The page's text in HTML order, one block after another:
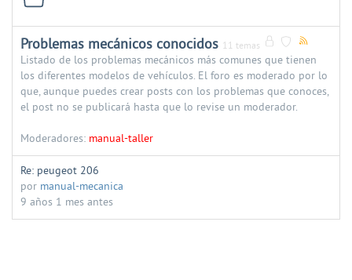
Problemas mecánicos conocidos 11 temas
Listado de los problemas mecánicos más comunes que tienen
los diferentes modelos de vehículos. El foro es moderado por lo
que, aunque puedes crear posts con los problemas que conoces,
el post no se publicará hasta que lo revise un moderador.
Moderadores: manual-taller
Re: peugeot 206
por manual-mecanica
9 años 1 mes antes